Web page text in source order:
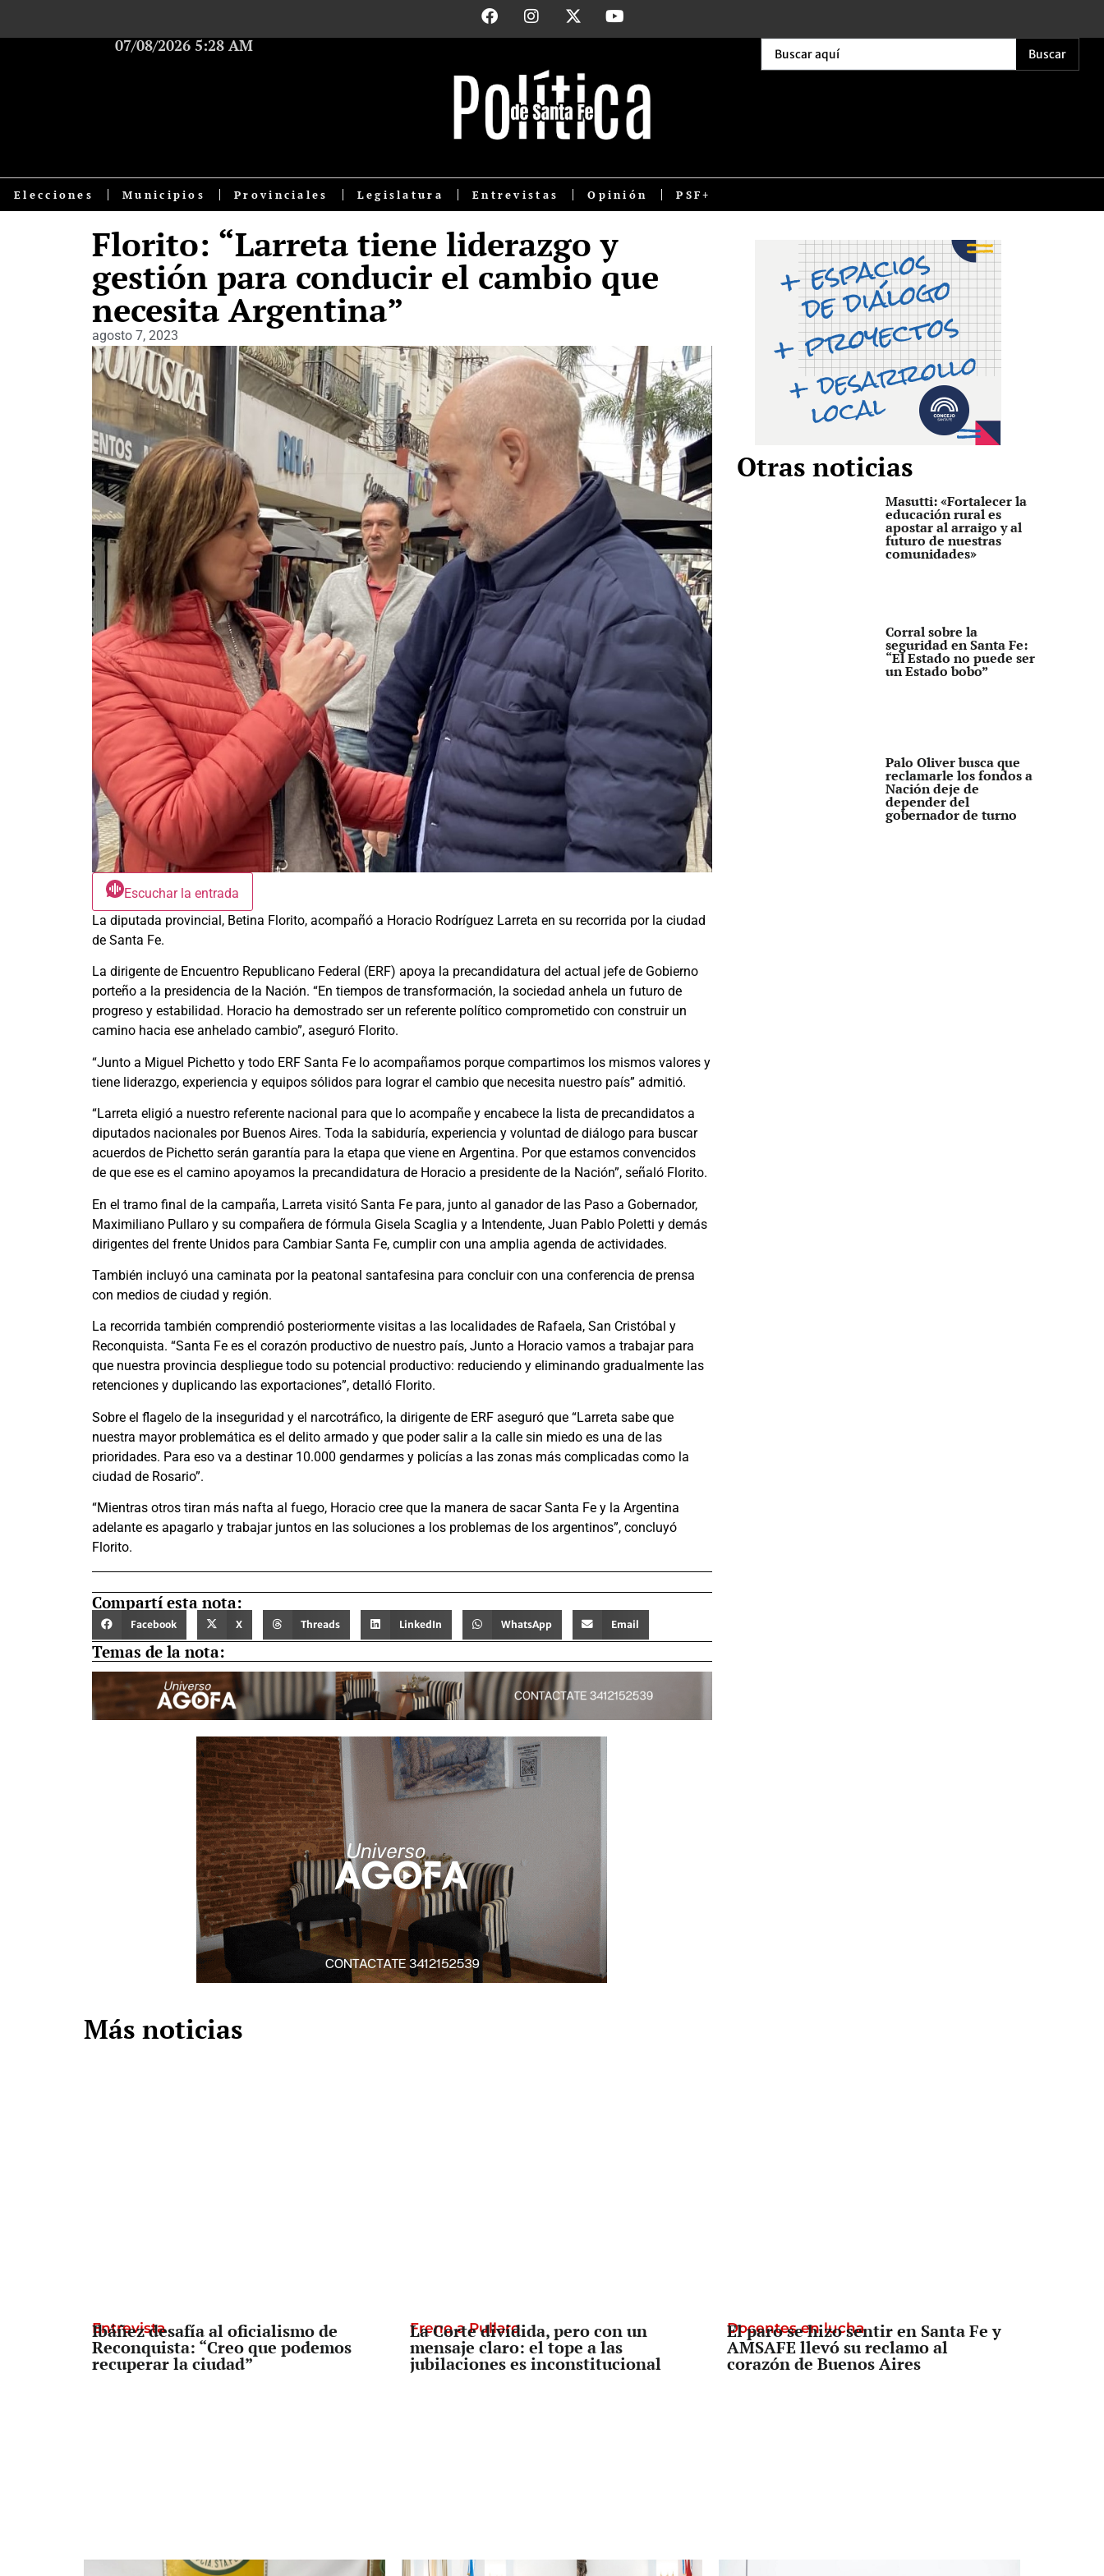
07/08/2026 5:28 AM Buscar
Elecciones Municipios Provinciales Legislatura Entrevistas Opinión PSF+
Florito: “Larreta tiene liderazgo y
gestión para conducir el cambio que
necesita Argentina”
agosto 7, 2023
Escuchar la entrada
La diputada provincial, Betina Florito, acompañó a Horacio Rodríguez Larreta en su recorrida por la ciudad
de Santa Fe.
La dirigente de Encuentro Republicano Federal (ERF) apoya la precandidatura del actual jefe de Gobierno
porteño a la presidencia de la Nación. “En tiempos de transformación, la sociedad anhela un futuro de
progreso y estabilidad. Horacio ha demostrado ser un referente político comprometido con construir un
camino hacia ese anhelado cambio”, aseguró Florito.
“Junto a Miguel Pichetto y todo ERF Santa Fe lo acompañamos porque compartimos los mismos valores y
tiene liderazgo, experiencia y equipos sólidos para lograr el cambio que necesita nuestro país” admitió.
“Larreta eligió a nuestro referente nacional para que lo acompañe y encabece la lista de precandidatos a
diputados nacionales por Buenos Aires. Toda la sabiduría, experiencia y voluntad de diálogo para buscar
acuerdos de Pichetto serán garantía para la etapa que viene en Argentina. Por que estamos convencidos
de que ese es el camino apoyamos la precandidatura de Horacio a presidente de la Nación”, señaló Florito.
En el tramo final de la campaña, Larreta visitó Santa Fe para, junto al ganador de las Paso a Gobernador,
Maximiliano Pullaro y su compañera de fórmula Gisela Scaglia y a Intendente, Juan Pablo Poletti y demás
dirigentes del frente Unidos para Cambiar Santa Fe, cumplir con una amplia agenda de actividades.
También incluyó una caminata por la peatonal santafesina para concluir con una conferencia de prensa
con medios de ciudad y región.
La recorrida también comprendió posteriormente visitas a las localidades de Rafaela, San Cristóbal y
Reconquista. “Santa Fe es el corazón productivo de nuestro país, Junto a Horacio vamos a trabajar para
que nuestra provincia despliegue todo su potencial productivo: reduciendo y eliminando gradualmente las
retenciones y duplicando las exportaciones”, detalló Florito.
Sobre el flagelo de la inseguridad y el narcotráfico, la dirigente de ERF aseguró que “Larreta sabe que
nuestra mayor problemática es el delito armado y que poder salir a la calle sin miedo es una de las
prioridades. Para eso va a destinar 10.000 gendarmes y policías a las zonas más complicadas como la
ciudad de Rosario”.
“Mientras otros tiran más nafta al fuego, Horacio cree que la manera de sacar Santa Fe y la Argentina
adelante es apagarlo y trabajar juntos en las soluciones a los problemas de los argentinos”, concluyó
Florito.
Compartí esta nota:
Facebook X Threads LinkedIn WhatsApp Email
Temas de la nota:
Otras noticias
Masutti: «Fortalecer la
educación rural es
apostar al arraigo y al
futuro de nuestras
comunidades»
Corral sobre la
seguridad en Santa Fe:
“El Estado no puede ser
un Estado bobo”
Palo Oliver busca que
reclamarle los fondos a
Nación deje de
depender del
gobernador de turno
Más noticias
Entrevista
Ibáñez desafía al oficialismo de
Reconquista: “Creo que podemos
recuperar la ciudad”
Freno a Pullaro
La Corte dividida, pero con un
mensaje claro: el tope a las
jubilaciones es inconstitucional
Docentes en lucha
El paro se hizo sentir en Santa Fe y
AMSAFE llevó su reclamo al
corazón de Buenos Aires